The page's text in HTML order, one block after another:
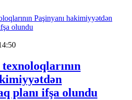
planı ifşa olundu